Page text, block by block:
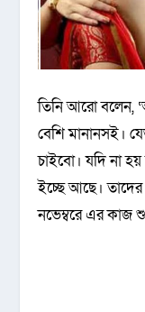
তিনি আরো বলেন,
বেশি মানানসই।
চাইবো। যদি না হয়
ইচ্ছে আছে।
নভেম্বরে এর